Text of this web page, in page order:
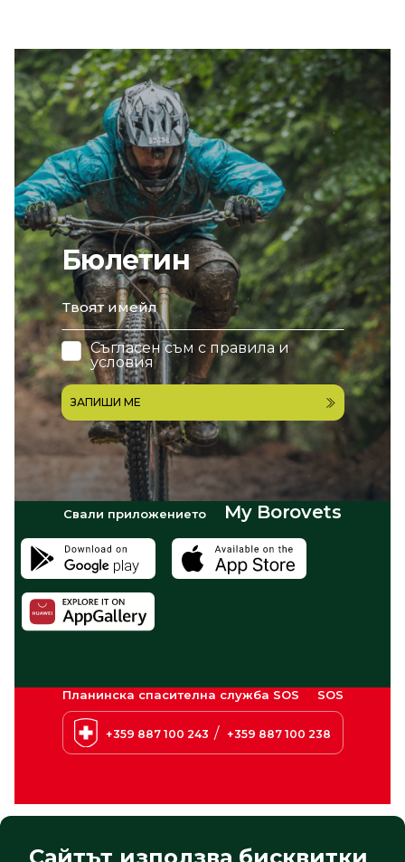
Бюлетин
email
Съгласен съм с правила и
условия
ЗАПИШИ МЕ
Свали приложението My Borovets
Планинска спасителна служба SOS SOS
+359 887 100 243 / +359 887 100 238